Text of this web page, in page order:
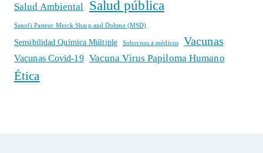
Salud Ambiental Salud pública
Sanofi Pasteur Merck Sharp and Dohme (MSD)
Sensibilidad Química Múltiple Sobornos a médicos Vacunas
Vacunas Covid-19 Vacuna Virus Papiloma Humano
Ética